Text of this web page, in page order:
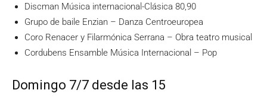
Discman Música internacional-Clásica 80,90
Grupo de baile Enzian – Danza Centroeuropea
Coro Renacer y Filarmónica Serrana – Obra teatro musical
Cordubens Ensamble Música Internacional – Pop
Domingo 7/7 desde las 15